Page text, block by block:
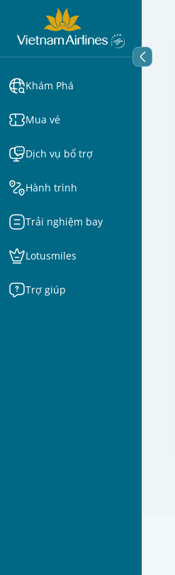
Khám Phá
Mua vé
Dịch vụ bổ trợ
Hành trình
Trải nghiệm bay
Lotusmiles
Trợ giúp